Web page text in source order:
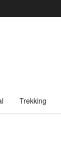
Trekking